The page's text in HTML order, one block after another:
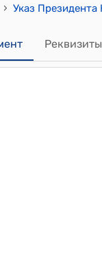
›
Реквизиты